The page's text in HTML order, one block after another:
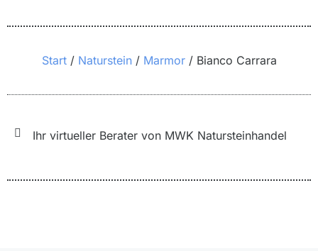
Sie befinden sich hier:
Start Naturstein Marmor Bianco Carrara
Ihr virtueller Berater von MWK Natursteinhandel